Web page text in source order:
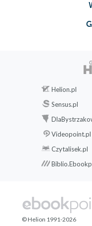
Helion.pl
Sensus.pl
Videopoint.pl
Czytalisek.pl
© Helion 1991-2026